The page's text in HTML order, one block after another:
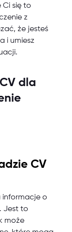
Ci się to
z
że jesteś
i umiesz
dla
CV
informacje o
Jest to
może